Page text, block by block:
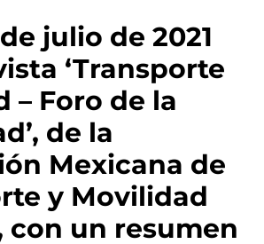
julio de 2021
‘Transporte
– Foro de la
de la
Mexicana de
y Movilidad
con un resumen